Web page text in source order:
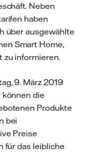
Neben
haben
über ausgewählte
Smart Home,
zu informieren.
9. März 2019
können die
Produkte
bei
Preise
für das leibliche